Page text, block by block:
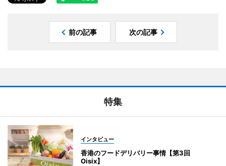
前の記事 次の記事
特集
インタビュー
香港のフードデリバリー事情【第3回
Oisix】